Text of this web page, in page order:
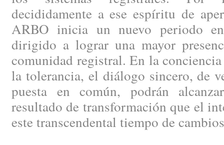
decididamente a ese espíritu de
ARBO inicia un nuevo periodo
dirigido a lograr una mayor
comunidad registral. En la
la tolerancia, el diálogo sincero, de
puesta en común, podrán
resultado de transformación que el
este transcendental tiempo de